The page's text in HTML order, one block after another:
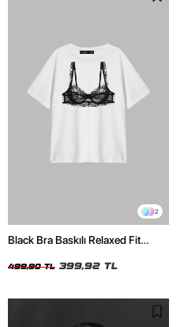
2
Black Bra Baskılı Relaxed Fit
499,90 TL 399,92 TL